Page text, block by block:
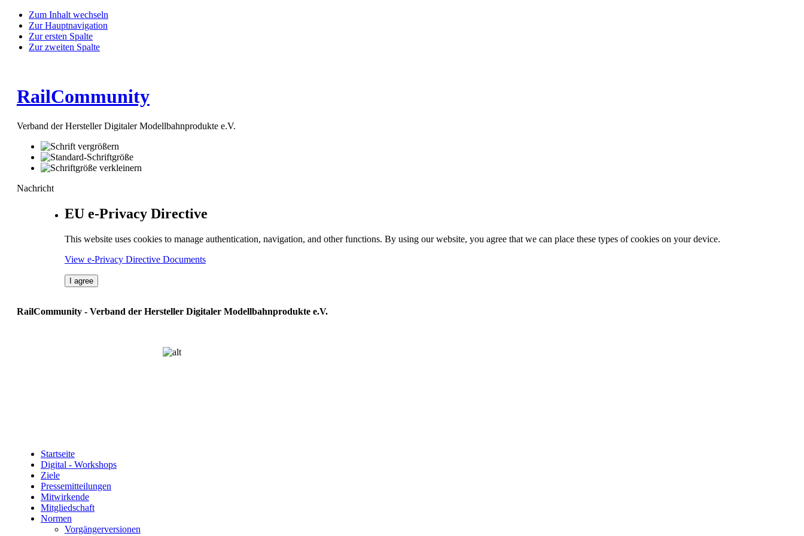
Zum Inhalt wechseln
Zur Hauptnavigation
Zur ersten Spalte
Zur zweiten Spalte
RailCommunity
Verband der Hersteller Digitaler Modellbahnprodukte e.V.
Nachricht
EU e-Privacy Directive
This website uses cookies to manage authentication, navigation, and other functions. By using our website, you agree that we can place these types of cookies on your device.
View e-Privacy Directive Documents
I agree
RailCommunity - Verband der Hersteller Digitaler Modellbahnprodukte e.V.
Startseite
Digital - Workshops
Ziele
Pressemitteilungen
Mitwirkende
Mitgliedschaft
Normen
Vorgängerversionen